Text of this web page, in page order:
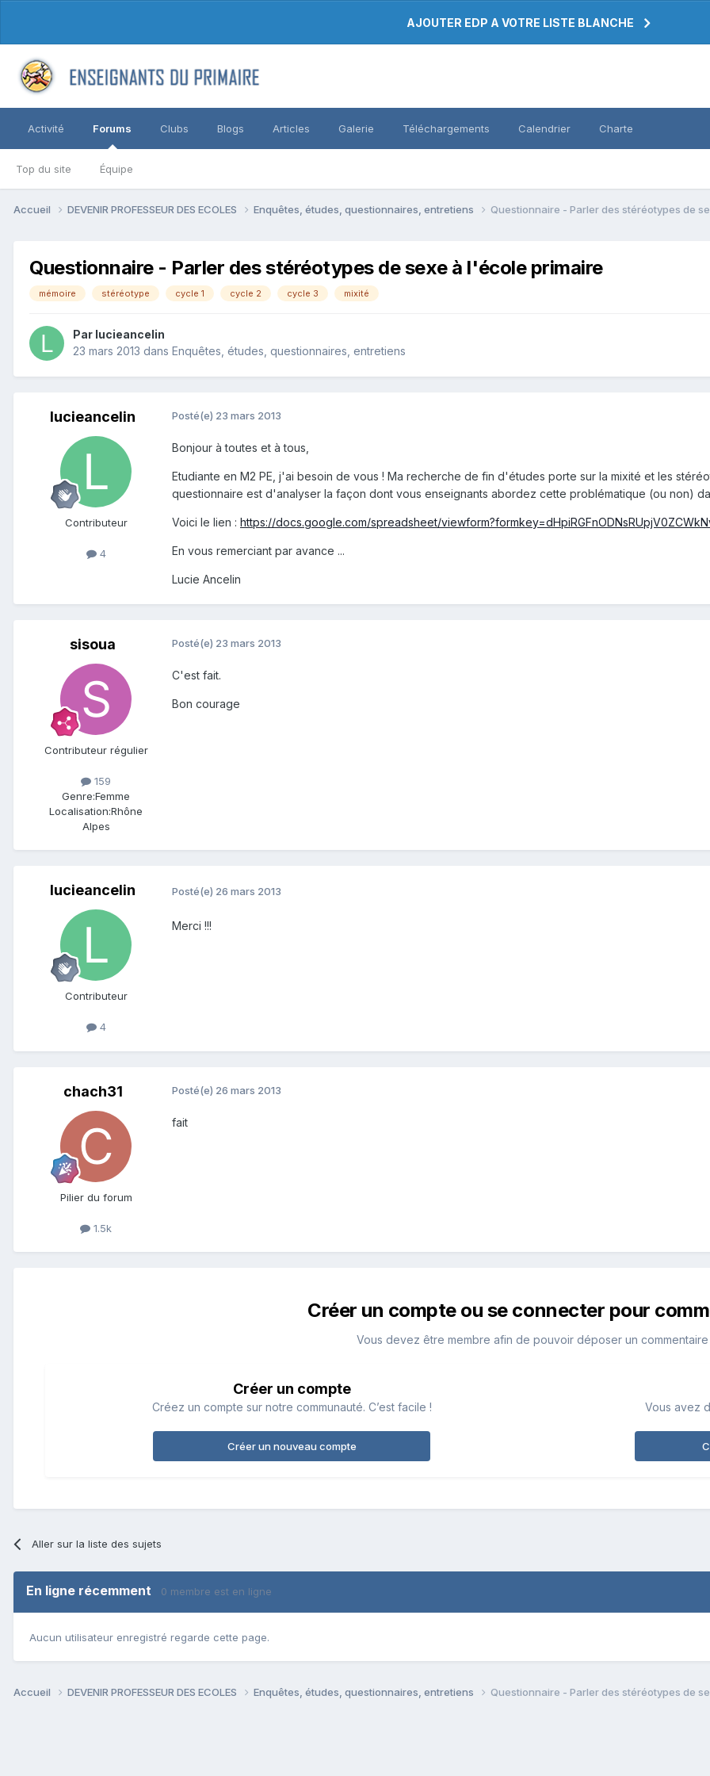
AJOUTER EDP A VOTRE LISTE BLANCHE
Activité Forums
Top du site Équipe
Clubs Blogs Articles Galerie Téléchargements Calendrier Charte
Accueil DEVENIR PROFESSEUR DES ECOLES Enquêtes, études, questionnaires, entretiens Questionnaire - Parler des stéréotypes de
Questionnaire - Parler des stéréotypes de sexe à l'école primaire
mémoire stéréotype cycle 1 cycle 2 cycle 3 mixité
Par lucieancelin
23 mars 2013 dans Enquêtes, études, questionnaires, entretiens
lucieancelin
Contributeur
4
Posté(e) 23 mars 2013
Bonjour à toutes et à tous,
Etudiante en M2 PE, j'ai besoin de vous ! Ma recherche de fin d'études porte sur la mixité et les
questionnaire est d'analyser la façon dont vous enseignants abordez cette problématique (ou non)
Voici le lien : https://docs.google.com/spreadsheet/
En vous remerciant par avance ...
Lucie Ancelin
sisoua
Contributeur régulier
159
Genre:Femme
Localisation:Rhône
Alpes
Posté(e) 23 mars 2013
C'est fait.
Bon courage
lucieancelin
Contributeur
4
Posté(e) 26 mars 2013
Merci !!!
chach31
Pilier du forum
1.5k
Posté(e) 26 mars 2013
fait
Créer un compte ou se connecter pour
Vous devez être membre afin de pouvoir déposer un commentaire
Créer un compte
Créez un compte sur notre communauté. C’est facile !
Créer un nouveau compte
Vous avez
Aller sur la liste des sujets
En ligne récemment 0 membre est en ligne
Aucun utilisateur enregistré regarde cette page.
Accueil DEVENIR PROFESSEUR DES ECOLES Enquêtes, études, questionnaires, entretiens Questionnaire - Parler des stéréotypes de